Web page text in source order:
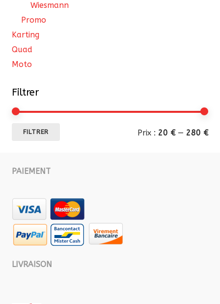
Wiesmann
Promo
Karting
Quad
Moto
Filtrer
FILTRER Prix : 20 €— 280 €
PAIEMENT
LIVRAISON